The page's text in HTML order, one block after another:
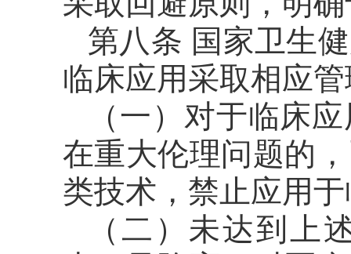
第八条 国家卫生
临床应用采取相应
（一）对于临床
在重大伦理问题的
类技术，禁止应用
（二）未达到上